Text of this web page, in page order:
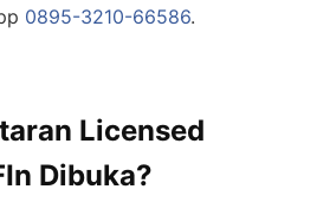
0895-3210-66586.
Licensed
Dibuka?